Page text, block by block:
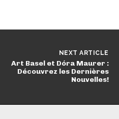
NEXT ARTICLE
Art Basel et Dóra Maurer :
Découvrez les Dernières
Nouvelles!